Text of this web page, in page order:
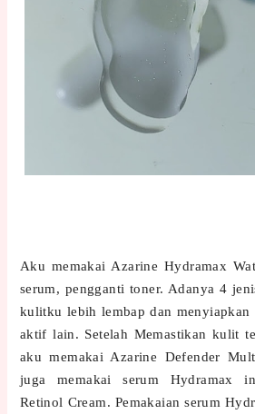
Aku memakai Azarine Hydramax
serum, pengganti toner. Adanya 4
kulitku lebih lembap dan menyiapkan
aktif lain. Setelah Memastikan kulit
aku memakai Azarine Defender
juga memakai serum Hydramax
Retinol Cream. Pemakaian serum